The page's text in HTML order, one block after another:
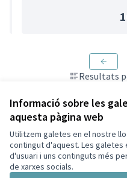
Informació sobre les
aquesta pàgina web
Utilitzem galetes en el nostre
contingut d'aquest. Les
d'usuari i uns continguts més
de xarxes socials.
Resultats